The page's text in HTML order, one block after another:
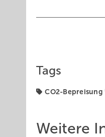
Tags
CO2-Bepreisung
Weitere